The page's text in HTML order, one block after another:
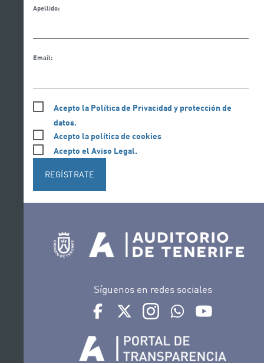
Apellido:
Email:
Acepto la Política de Privacidad y protección de
datos.
Acepto la política de cookies
Acepto el Aviso Legal.
REGÍSTRATE
Síguenos en redes sociales
Ir a perfil de Auditorio de Tenerife en
Ir a perfil de Auditorio de Tenerife
Ir a perfil de Auditorio de
Ir al Boletín